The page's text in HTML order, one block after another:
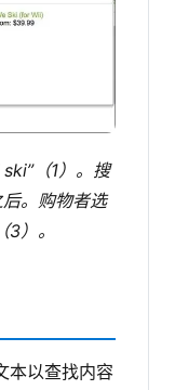
（1）。搜
。购物者选
）。
本以查找内容